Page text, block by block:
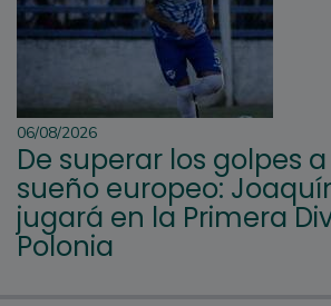
06/08/2026
De superar los golpes
sueño europeo:
jugará en la Primera
Polonia